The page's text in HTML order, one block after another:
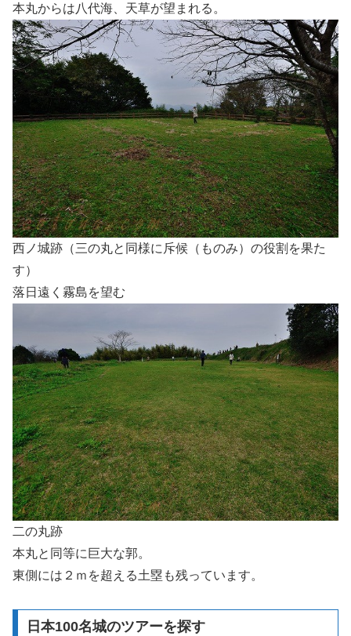
本丸からは八代海、天草が望まれる。
西ノ城跡（三の丸と同様に斥候（ものみ）の役割を果た
す）
落日遠く霧島を望む
二の丸跡
本丸と同等に巨大な郭。
東側には２ｍを超える土塁も残っています。
日本100名城のツアーを探す